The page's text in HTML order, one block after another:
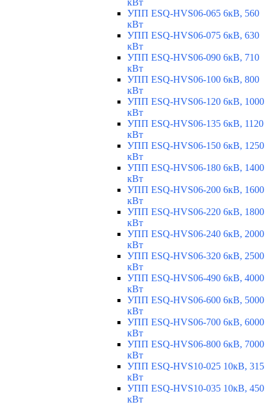
кВт
УПП ESQ-HVS06-065 6кВ, 560
кВт
УПП ESQ-HVS06-075 6кВ, 630
кВт
УПП ESQ-HVS06-090 6кВ, 710
кВт
УПП ESQ-HVS06-100 6кВ, 800
кВт
УПП ESQ-HVS06-120 6кВ, 1000
кВт
УПП ESQ-HVS06-135 6кВ, 1120
кВт
УПП ESQ-HVS06-150 6кВ, 1250
кВт
УПП ESQ-HVS06-180 6кВ, 1400
кВт
УПП ESQ-HVS06-200 6кВ, 1600
кВт
УПП ESQ-HVS06-220 6кВ, 1800
кВт
УПП ESQ-HVS06-240 6кВ, 2000
кВт
УПП ESQ-HVS06-320 6кВ, 2500
кВт
УПП ESQ-HVS06-490 6кВ, 4000
кВт
УПП ESQ-HVS06-600 6кВ, 5000
кВт
УПП ESQ-HVS06-700 6кВ, 6000
кВт
УПП ESQ-HVS06-800 6кВ, 7000
кВт
УПП ESQ-HVS10-025 10кВ, 315
кВт
УПП ESQ-HVS10-035 10кВ, 450
кВт